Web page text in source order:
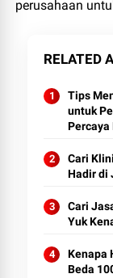
perusahaan
RELATED
Tips
untuk
Percaya
Cari
Hadir di
Cari
Yuk
Kenapa
Beda